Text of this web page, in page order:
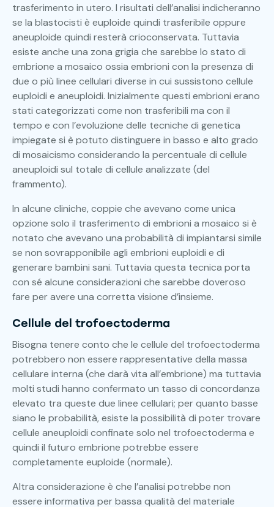
trasferimento in utero. I risultati dell’analisi indicheranno
se la blastocisti è euploide quindi trasferibile oppure
aneuploide quindi resterà crioconservata. Tuttavia
esiste anche una zona grigia che sarebbe lo stato di
embrione a mosaico ossia embrioni con la presenza di
due o più linee cellulari diverse in cui sussistono cellule
euploidi e aneuploidi. Inizialmente questi embrioni erano
stati categorizzati come non trasferibili ma con il
tempo e con l’evoluzione delle tecniche di genetica
impiegate si è potuto distinguere in basso e alto grado
di mosaicismo considerando la percentuale di cellule
aneuploidi sul totale di cellule analizzate (del
frammento).
In alcune cliniche, coppie che avevano come unica
opzione solo il trasferimento di embrioni a mosaico si è
notato che avevano una probabilità di impiantarsi simile
se non sovrapponibile agli embrioni euploidi e di
generare bambini sani. Tuttavia questa tecnica porta
con sé alcune considerazioni che sarebbe doveroso
fare per avere una corretta visione d’insieme.
Cellule del trofoectoderma
Bisogna tenere conto che le cellule del trofoectoderma
potrebbero non essere rappresentative della massa
cellulare interna (che darà vita all’embrione) ma tuttavia
molti studi hanno confermato un tasso di concordanza
elevato tra queste due linee cellulari; per quanto basse
siano le probabilità, esiste la possibilità di poter trovare
cellule aneuploidi confinate solo nel trofoectoderma e
quindi il futuro embrione potrebbe essere
completamente euploide (normale).
Altra considerazione è che l’analisi potrebbe non
essere informativa per bassa qualità del materiale